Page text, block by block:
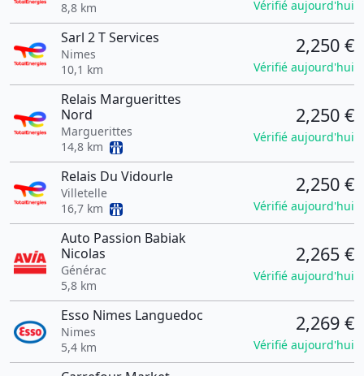
8,8 km
Vérifié aujourd'hui
Sarl 2 T Services
Nimes
10,1 km
2,250 €
Vérifié aujourd'hui
Relais Marguerittes
Nord
Marguerittes
14,8 km
2,250 €
Vérifié aujourd'hui
Relais Du Vidourle
Villetelle
16,7 km
2,250 €
Vérifié aujourd'hui
Auto Passion Babiak
Nicolas
Générac
5,8 km
2,265 €
Vérifié aujourd'hui
Esso Nimes Languedoc
Nimes
5,4 km
2,269 €
Vérifié aujourd'hui